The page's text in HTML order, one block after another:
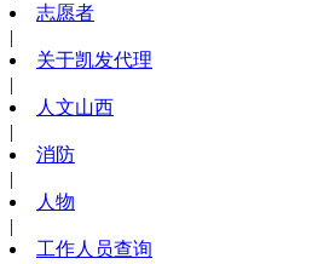
志愿者
|
关于凯发代理
|
人文山西
|
消防
|
人物
|
工作人员查询